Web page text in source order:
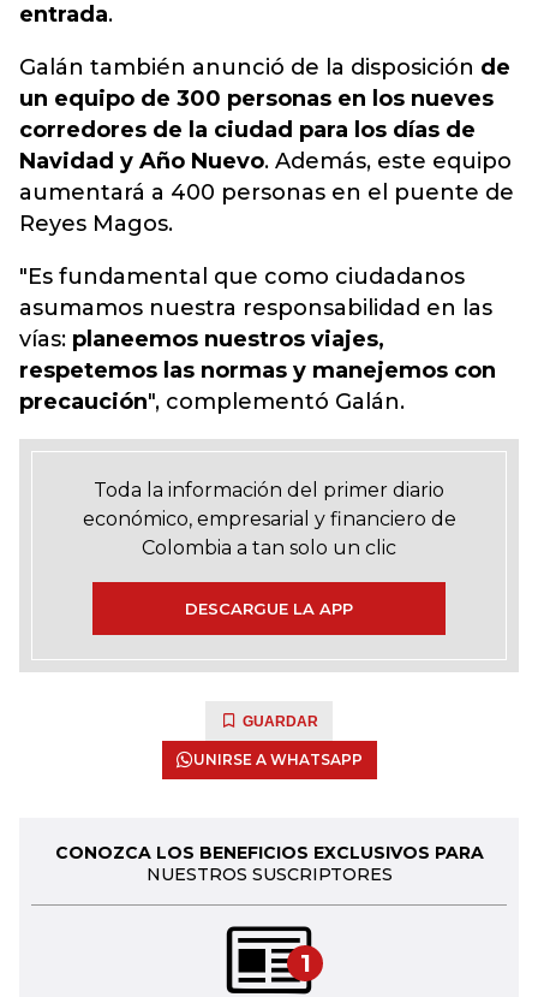
entrada.
Galán también anunció de la disposición de
un equipo de 300 personas en los nueves
corredores de la ciudad para los días de
Navidad y Año Nuevo. Además, este equipo
aumentará a 400 personas en el puente de
Reyes Magos.
"Es fundamental que como ciudadanos
asumamos nuestra responsabilidad en las
vías: planeemos nuestros viajes,
respetemos las normas y manejemos con
precaución", complementó Galán.
Toda la información del primer diario
económico, empresarial y financiero de
Colombia a tan solo un clic
DESCARGUE LA APP
GUARDAR
UNIRSE A WHATSAPP
CONOZCA LOS BENEFICIOS EXCLUSIVOS PARA
NUESTROS SUSCRIPTORES
1